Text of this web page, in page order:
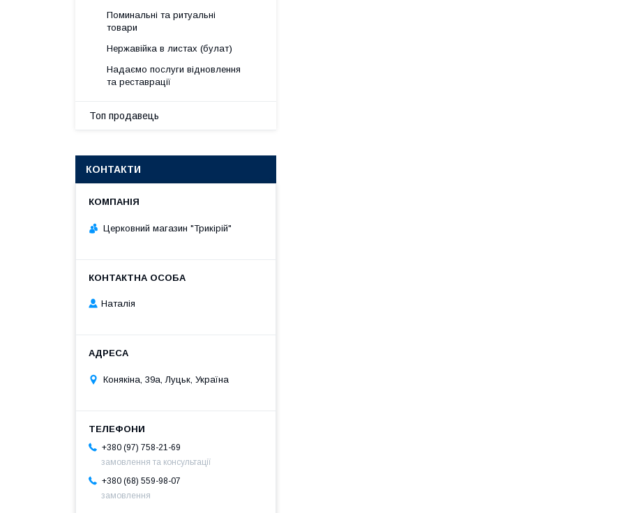
Поминальні та ритуальні
товари
Нержавійка в листах (булат)
Надаємо послуги відновлення
та реставрації
Топ продавець
КОНТАКТИ
Церковний магазин "Трикірій"
Наталія
Конякіна, 39а, Луцьк, Україна
+380 (97) 758-21-69
замовлення та консультації
+380 (68) 559-98-07
замовлення